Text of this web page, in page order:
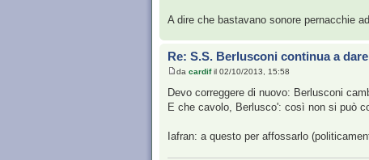
A dire che bastavano sonore pernacchie
Re: S.S. Berlusconi continua a
da cardifil 02/10/2013, 15:58
Devo correggere di nuovo: Berlusconi
E che cavolo, Berlusco': così non si può
Iafran: a questo per affossarlo